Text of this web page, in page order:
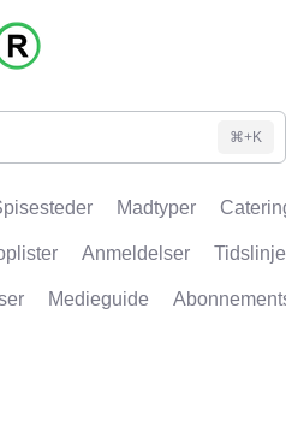
⌘+K
Madtyper
Anmeldelser Tidslinje
Medieguide